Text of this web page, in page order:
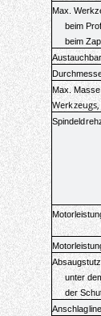
Max.
beim
beim
Max.
unter
der